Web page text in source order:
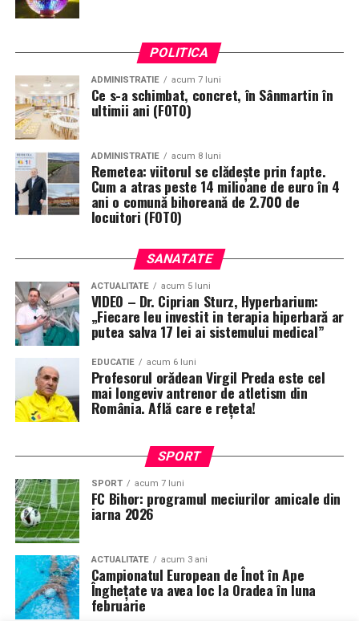
POLITICA
ADMINISTRATIE acum 7 luni
Ce s-a schimbat, concret, în Sânmartin în
ultimii ani (FOTO)
ADMINISTRATIE acum 8 luni
Remetea: viitorul se clădește prin fapte.
Cum a atras peste 14 milioane de euro în 4
ani o comună bihoreană de 2.700 de
locuitori (FOTO)
SANATATE
ACTUALITATE acum 5 luni
VIDEO – Dr. Ciprian Sturz, Hyperbarium:
„Fiecare leu investit in terapia hiperbară ar
putea salva 17 lei ai sistemului medical”
EDUCATIE acum 6 luni
Profesorul orădean Virgil Preda este cel
mai longeviv antrenor de atletism din
România. Află care e rețeta!
SPORT
SPORT acum 7 luni
FC Bihor: programul meciurilor amicale din
iarna 2026
ACTUALITATE acum 3 ani
Campionatul European de Înot în Ape
Înghețate va avea loc la Oradea în luna
februarie